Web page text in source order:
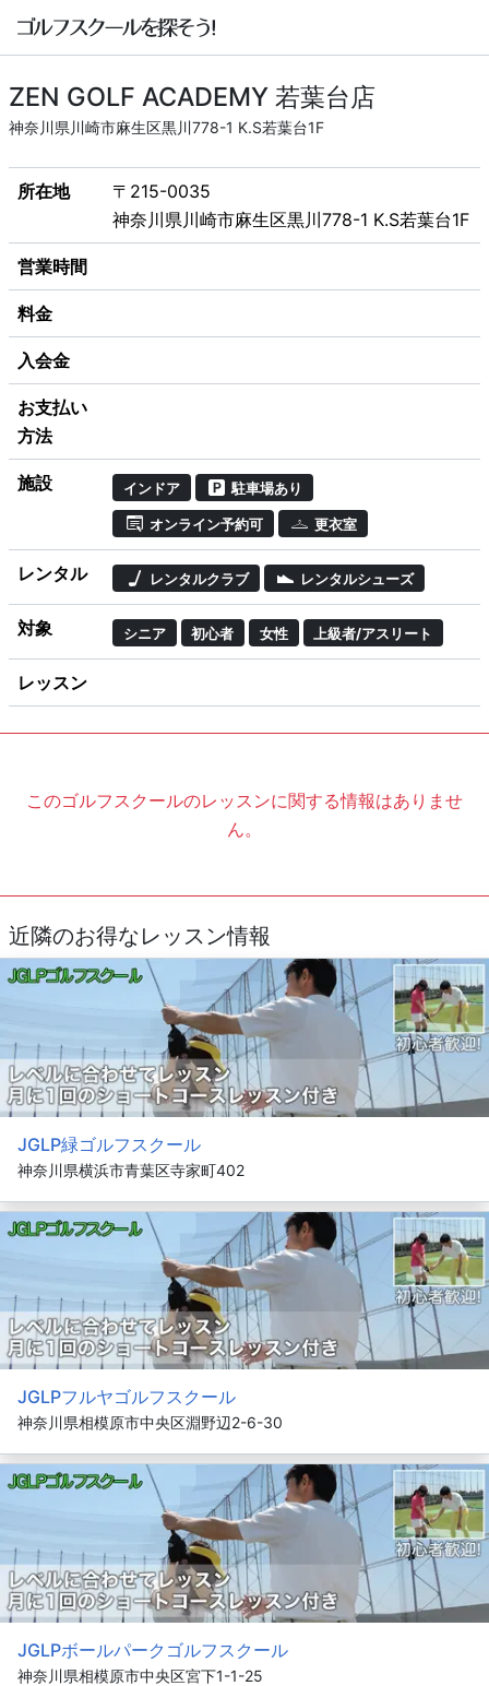
ZEN GOLF ACADEMY 若葉台店
神奈川県川崎市麻生区黒川778-1 K.S若葉台1F
所在地
〒215-0035
神奈川県川崎市麻生区黒川778-1 K.S若葉台1F
営業時間
料金
入会金
お支払い
方法
施設 インドア 駐車場あり
オンライン予約可 更衣室
レンタル レンタルクラブ レンタルシューズ
対象 シニア 初心者 女性 上級者/アスリート
レッスン
このゴルフスクールのレッスンに関する情報はありませ
ん。
近隣のお得なレッスン情報
JGLP緑ゴルフスクール
神奈川県横浜市青葉区寺家町402
JGLPフルヤゴルフスクール
神奈川県相模原市中央区淵野辺2-6-30
JGLPボールパークゴルフスクール
神奈川県相模原市中央区宮下1-1-25